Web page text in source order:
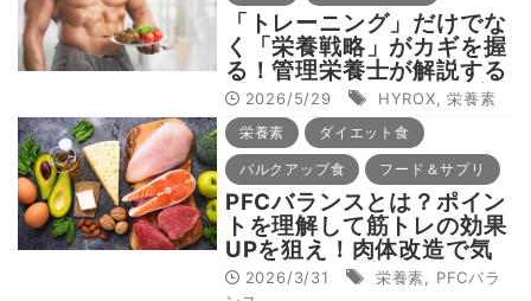
「トレーニング」だけでな
く「栄養戦略」がカギを握
る！管理栄養士が解説する
「HYROXアスリートが意
識したい栄養素」
2026/5/29 HYROX ,栄養素
栄養素 ダイエット食
バルクアップ食 フード＆サプリ
PFCバランスとは？ポイン
トを理解して筋トレの効果
UPを狙え！肉体改造で気
を付けたい栄養摂取のコツ
2026/3/31 栄養素
PFCバラ